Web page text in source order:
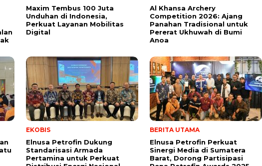
Maxim Tembus 100 Juta
Unduhan di Indonesia,
Perkuat Layanan Mobilitas
Digital
Al Khansa Archery
Competition 2026: Ajang
Panahan Tradisional untuk
Pererat Ukhuwah di Bumi
Anoa
EKOBIS
Elnusa Petrofin Dukung
Standarisasi Armada
Pertamina untuk Perkuat
BERITA UTAMA
Elnusa Petrofin Perkuat
Sinergi Media di Sumatera
Barat, Dorong Partisipasi